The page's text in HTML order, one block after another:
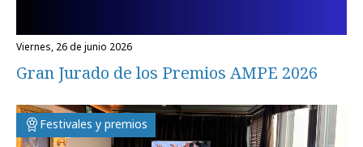
viernes, 26 de junio 2026
Gran Jurado de los Premios AMPE 2026
Festivales y premios